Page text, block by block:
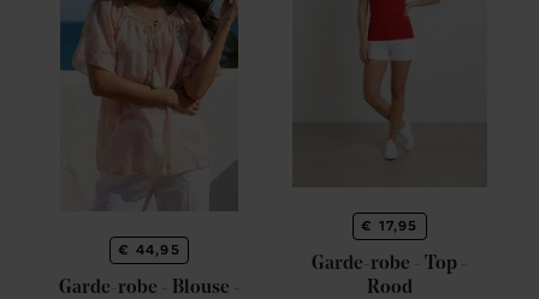
€ 44,95
Garde-robe - Blouse -
€ 17,95
Garde-robe - Top -
Rood